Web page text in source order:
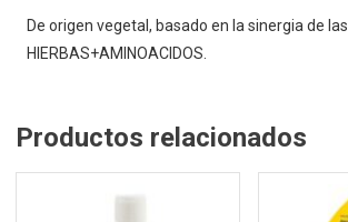
De origen vegetal, basado en la sinergia de las
HIERBAS+AMINOACIDOS.
Productos relacionados